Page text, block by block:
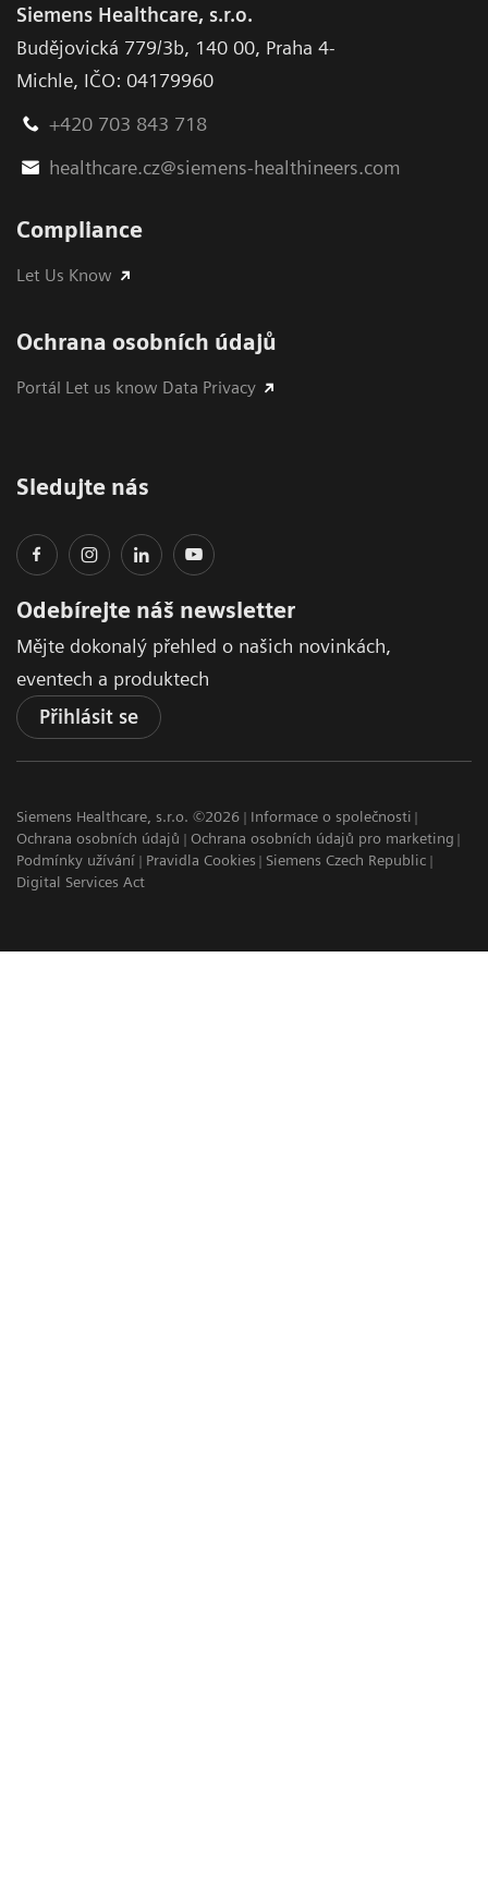
Siemens Healthcare, s.r.o.
Budějovická 779/3b, 140 00, Praha 4-
Michle, IČO: 04179960
+420 703 843 718
healthcare.cz@siemens-healthineers.com
Compliance
Let Us Know
Ochrana osobních údajů
Portál Let us know Data Privacy
Sledujte nás
Odebírejte náš newsletter
Mějte dokonalý přehled o našich novinkách,
eventech a produktech
Přihlásit se
Siemens Healthcare, s.r.o. ©2026
Informace o společnosti
Ochrana osobních údajů
Ochrana osobních údajů pro marketing
Podmínky užívání
Pravidla Cookies
Siemens Czech Republic
Digital Services Act